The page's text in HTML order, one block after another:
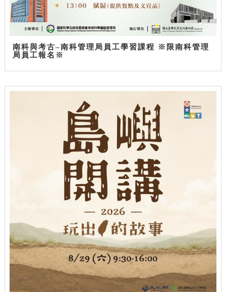
南科與考古–南科管理局員工學習課程 ※限南科管理
局員工報名※